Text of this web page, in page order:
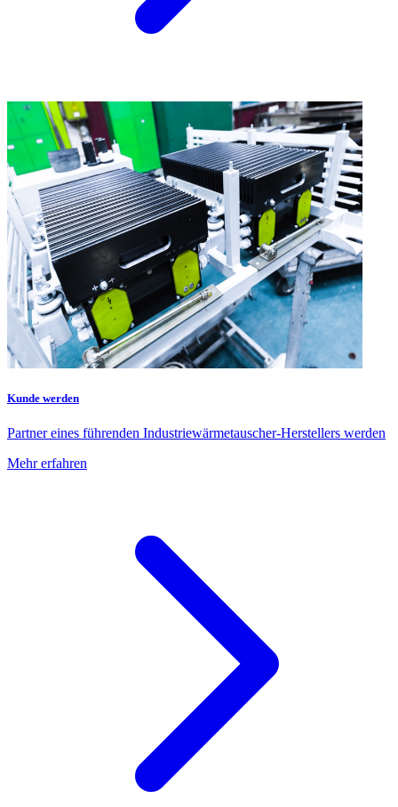
Kunde werden
Partner eines führenden Industriewärmetauscher-Herstellers werden
Mehr erfahren